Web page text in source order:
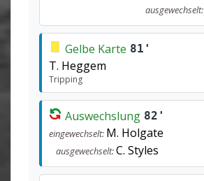
ausgewechselt:
Gelbe Karte 81'
T. Heggem
Tripping
Auswechslung 82'
eingewechselt: M. Holgate
ausgewechselt:C. Styles